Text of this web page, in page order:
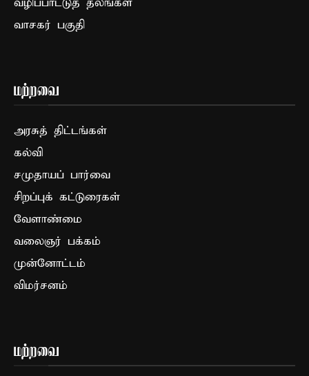
வழிப்பாட்டுத் தலங்கள்
வாசகர் பகுதி
மற்றவை
அரசுத் திட்டங்கள்
கல்வி
சமுதாயப் பார்வை
சிறப்புக் கட்டுரைகள்
வேளாண்மை
வலைஞர் பக்கம்
முன்னோட்டம்
விமர்சனம்
மற்றவை